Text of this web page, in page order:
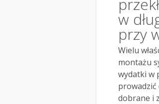
w
przy
Wielu
montażu
wydatki w
prowadzić
dobrane i